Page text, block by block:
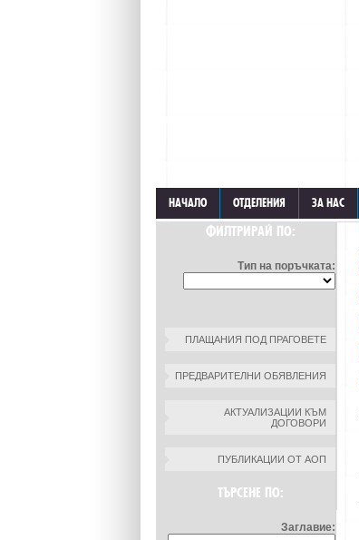
НАЧАЛО ОТДЕЛЕНИЯ ЗА НАС
ФИЛТРИРАЙ ПО:
Тип на поръчката:
ПЛАЩАНИЯ ПОД ПРАГОВЕТЕ
ПРЕДВАРИТЕЛНИ ОБЯВЛЕНИЯ
АКТУАЛИЗАЦИИ КЪМ
ДОГОВОРИ
ПУБЛИКАЦИИ ОТ АОП
ТЪРСЕНЕ ПО:
Заглавие: